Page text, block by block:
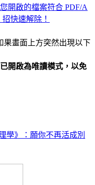
開啟的檔案符合 PDF/A
快速解除！
果畫面上方突然出現以下
開啟為唯讀模式，以免
學》：願你不再活成別